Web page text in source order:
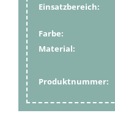
Einsatzbereich:
Farbe:
Material:
Produktnummer: